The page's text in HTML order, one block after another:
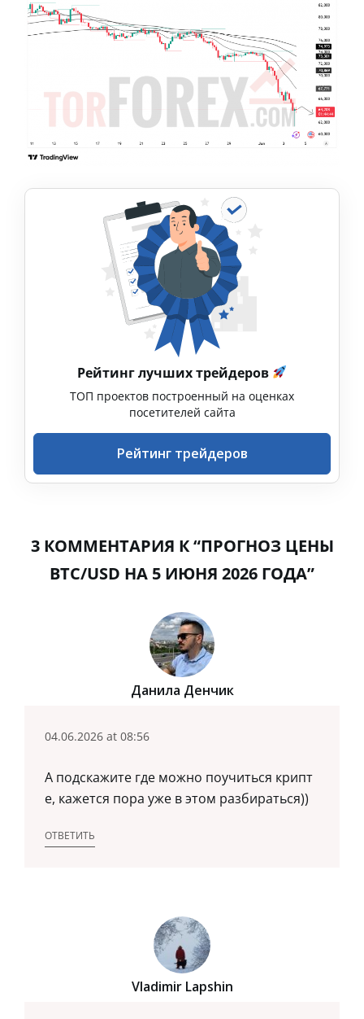
Рейтинг лучших трейдеров
ТОП проектов построенный на оценках
посетителей сайта
Рейтинг трейдеров
3 КОММЕНТАРИЯ К “ПРОГНОЗ ЦЕНЫ
BTC/USD НА 5 ИЮНЯ 2026 ГОДА”
Данила Денчик
04.06.2026 at 08:56
А подскажите где можно поучиться крипт
е, кажется пора уже в этом разбираться))
ОТВЕТИТЬ
Vladimir Lapshin